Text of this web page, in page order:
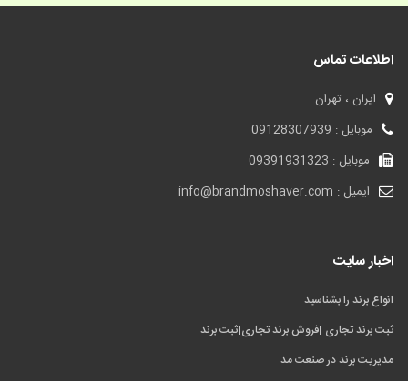
اطلاعات تماس
ایران ، تهران
موبایل : 09128307939
موبایل : 09391931323
ایمیل : info@brandmoshaver.com
اخبار سایت
انواع برند را بشناسید
ثبت برند تجاری |فروش برند تجاری|ثبت برند
مدیریت برند در صنعت مد